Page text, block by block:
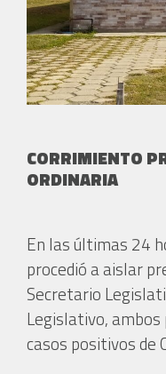
CORRIMIENTO
ORDINARIA
En las últimas 24
procedió a aislar
Secretario
Legislativo,
casos positivos de